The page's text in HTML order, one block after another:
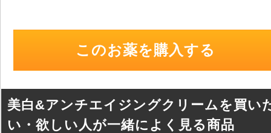
e
b
o
k
n
a
このお薬を購入する
美白&アンチエイジングクリームを買い
い・欲しい人が一緒によく見る商品